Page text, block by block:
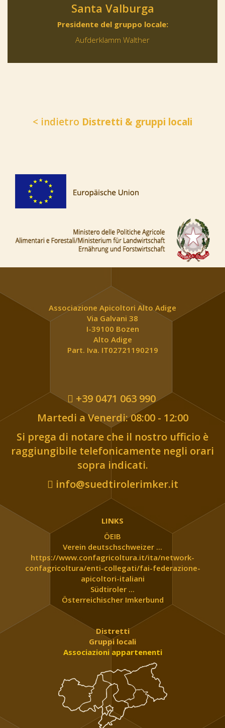
Santa Valburga
Presidente del gruppo locale:
Aufderklamm Walther
< indietro Distretti & gruppi locali
Associazione Apicoltori Alto Adige
Via Galvani 38
I-39100 Bozen
Alto Adige
Part. Iva. IT02721190219
+39 0471 063 990
Martedi a Venerdi: 08:00 - 12:00
Si prega di notare che il nostro ufficio è
raggiungibile telefonicamente negli orari
sopra indicati.
info@suedtirolerimker.it
LINKS
ÖEIB
Verein deutschschweizer ...
https://www.confagricoltura.it/ita/network-
confagricoltura/enti-collegati/fai-federazione-
apicoltori-italiani
Südtiroler ...
Österreichischer Imkerbund
Distretti
Gruppi locali
Associazioni appartenenti